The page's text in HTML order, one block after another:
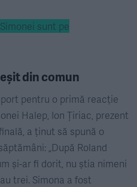
sunt pe
din comun
pentru o primă reacție
Halep, Ion Țiriac, prezent
a ținut să spună o
„După Roland
și-ar fi dorit, nu știa nimeni
trei. Simona a fost